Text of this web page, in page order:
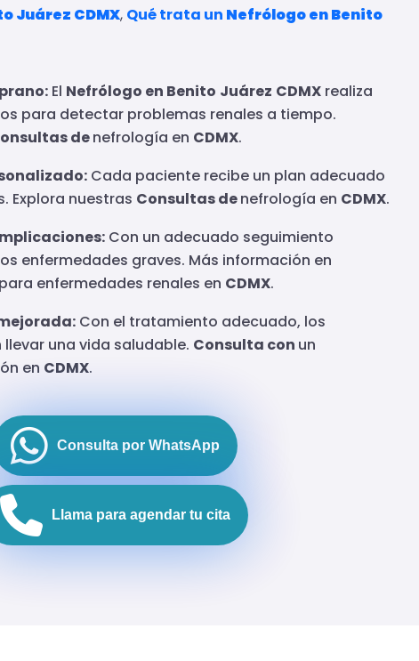
Juárez CDMX, Qué trata un Nefrólogo en Benito
El Nefrólogo en Benito Juárez CDMX realiza
para detectar problemas renales a tiempo.
denefrología en CDMX.
Cada paciente recibe un plan adecuado
Explora nuestras Consultas denefrología en CDMX.
Con un adecuado seguimiento
enfermedades graves. Más información en
enfermedades renales en CDMX.
Con el tratamiento adecuado, los
una vida saludable. Consulta con un
en CDMX.
Consulta por WhatsApp
Llama para agendar tu cita